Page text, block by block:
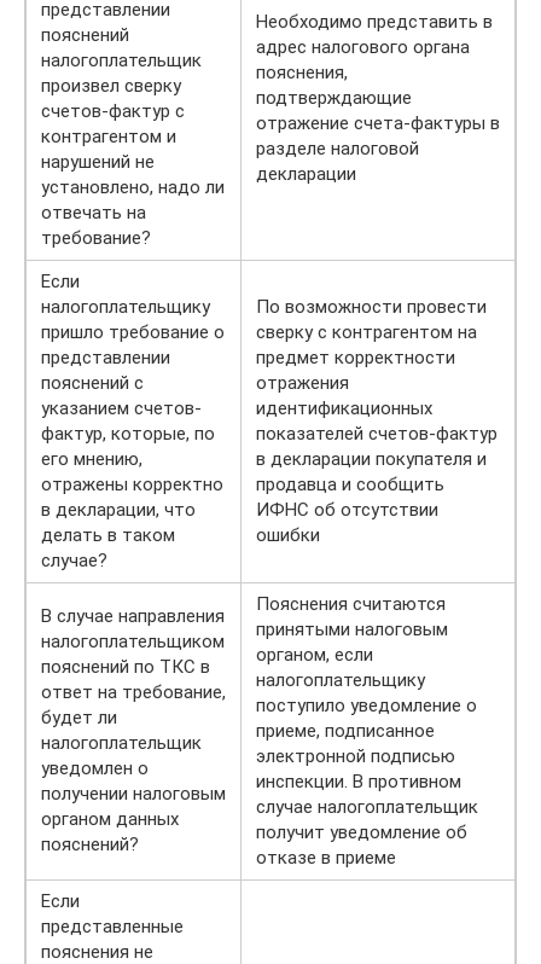
представлении
пояснений
налогоплательщик
произвел сверку
счетов-фактур с
контрагентом и
нарушений не
установлено, надо ли
отвечать на
требование?
Необходимо представить в
адрес налогового органа
пояснения,
подтверждающие
отражение счета-фактуры в
разделе налоговой
декларации
Если
налогоплательщику
пришло требование о
представлении
пояснений с
указанием счетов-
фактур, которые, по
его мнению,
отражены корректно
в декларации, что
делать в таком
случае?
По возможности провести
сверку с контрагентом на
предмет корректности
отражения
идентификационных
показателей счетов-фактур
в декларации покупателя и
продавца и сообщить
ИФНС об отсутствии
ошибки
В случае направления
налогоплательщиком
пояснений по ТКС в
ответ на требование,
будет ли
налогоплательщик
уведомлен о
получении налоговым
органом данных
пояснений?
Пояснения считаются
принятыми налоговым
органом, если
налогоплательщику
поступило уведомление о
приеме, подписанное
электронной подписью
инспекции. В противном
случае налогоплательщик
получит уведомление об
отказе в приеме
Если
представленные
пояснения не